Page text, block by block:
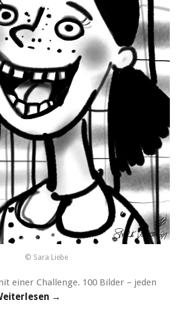
© Sara Liebe
einer Challenge. 100 Bilder – jeden
→